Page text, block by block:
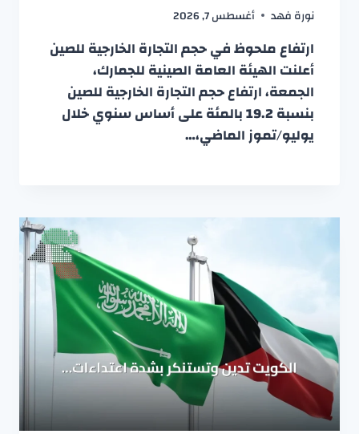
نورة فهد أغسطس 7, 2026
ارتفاع ملحوظ في حجم التجارة الخارجية للصين
أعلنت الهيئة العامة الصينية للجمارك،
الجمعة، ارتفاع حجم التجارة الخارجية للصين
بنسبة 19.2 بالمئة على أساس سنوي خلال
يوليو/تموز الماضي،…